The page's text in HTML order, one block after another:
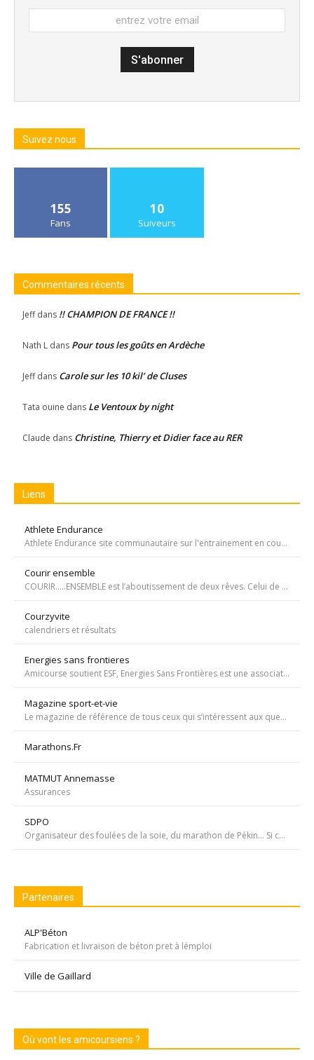
Suivez nous
155
Fans
10
Suiveurs
Commentaires récents
Jeffdans !! CHAMPION DE FRANCE !!
Nath L dans Pour tous les goûts en Ardèche
Jeffdans Carole sur les 10 kil’ de Cluses
Tata ouine dans Le Ventoux by night
Claude dans Christine, Thierry et Didier face au RER
Liens
Athlete Endurance
Athlete Endurance site communautaire sur l'entrainement en course à pied
Courir ensemble
COURIR…..ENSEMBLE est l’aboutissement de deux rêves. Celui de Tiffany qui, malgré une tumeur à la jambe voulait participer à la course de l’Escalade et celui de Carole, animatrice bénévole de l’atelier de bricolage du service d’oncopédiatrie de l’Hôpital
Courzyvite
calendriers et résultats
Energies sans frontieres
Amicourse soutient ESF, Energies Sans Frontières est une association ayant pour objet l'aide au développement des pays les plus pauvres en favorisant l'accès à l'eau et à l'électricité
Magazine sport-et-vie
Le magazine de référence de tous ceux qui s’intéressent aux questions d’entraînement, de nutrition, de dopage, de physiologie, de psychologie et de médecine du sport.
Marathons.Fr
MATMUT Annemasse
Assurances
SDPO
Organisateur des foulées de la soie, du marathon de Pékin... Si courir était notre seul but, nous passerions à côté de moments inoubliables ». Depuis 1996 SDPOrganisation, spécialiste de la course aventure à vocation sportive et culturelle
Partenaires
ALP'Béton
Fabrication et livraison de béton pret à lémploi
Ville de Gaillard
Où vont les amicoursiens ?